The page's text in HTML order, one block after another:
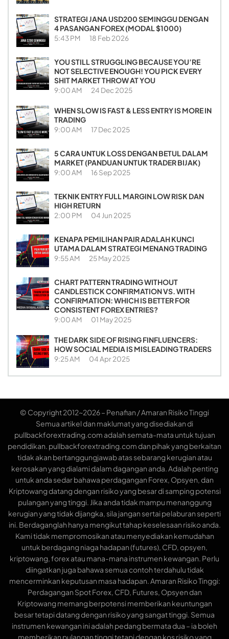
STRATEGI JANA USD200 SEMINGGU DENGAN
4 PASANGAN FOREX (MODAL $1000)
5:43 PM 18 Feb 2026
YOU STILL STRUGGLING BECAUSE YOU’RE
NOT SELECTIVE ENOUGH! YOU PICK EVERY
SHIT MARKET THROW AT YOU
9:00 AM 24 Dec 2025
WHEN SLOW IS FAST & LESS ENTRY IS MORE IN
TRADING
9:00 AM 17 Dec 2025
5 CARA UNTUK LOSS DENGAN BETUL DALAM
MARKET (PANDUAN UNTUK TRADER BIJAK)
9:00 AM 16 Sep 2025
TEKNIK ENTRY FULL MARGIN LOW RISK DAN
HIGH RETURN
2:00 PM 04 Jun 2025
KENAPA PEMILIHAN PAIR ADALAH KUNCI
UTAMA DALAM STRATEGI MENANG TRADING
9:55 AM 25 May 2025
CHART PATTERN TRADING WITHOUT
CANDLESTICK CONFIRMATION VS. WITH
CONFIRMATION: WHICH IS BETTER FOR
CONSISTENT FOREX ENTRIES?
9:00 AM 01 May 2025
THE DARK SIDE OF RISING FINFLUENCERS:
HOW SOCIAL MEDIA IS MISLEADING TRADERS
9:25 AM 04 Apr 2025
© Copyright 2012~2026 – Penafian / Amaran Risiko Tinggi
Semua artikel dan maklumat yang disediakan di
pullbackforextrading.com adalah semata-mata untuk tujuan
pendidikan. pullbackforextrading.com dan pihak yang berkaitan
tidak akan bertanggungjawab atas sebarang kerugian atau
kerosakan yang dialami dalam dagangan anda. Adalah penting
untuk anda sedar bahawa perdagangan Forex, Opsyen, dan
Kriptowang datang dengan risiko yang besar di samping potensi
pulangan yang tinggi. Jika anda tidak mampu menanggung
kerugian yang tidak dijangka, sila jangan sertai pelaburan seperti
ini. Berdaganglah hanya mengikut tahap keselesaan risiko anda.
Kami tidak mempromosikan atau menyediakan kemudahan
untuk berdagang niaga hadapan (futures), CFD, opsyen,
kriptowang, forex atau mana-mana instrumen kewangan. Perlu
diingatkan juga bahawa semua contoh terdahulu tidak
mencerminkan keputusan masa hadapan. Amaran Risiko Tinggi:
Perdagangan Spot Forex, CFD, Futures, Opsyen dan
Kriptowang memang berpotensi memberikan keuntungan
besar tetapi datang dengan risiko yang sangat tinggi. Semua
instrumen kewangan ini adalah pedang bermata dua – ia boleh
memberikan pulangan tinggi tetapi dengan kos risiko yang